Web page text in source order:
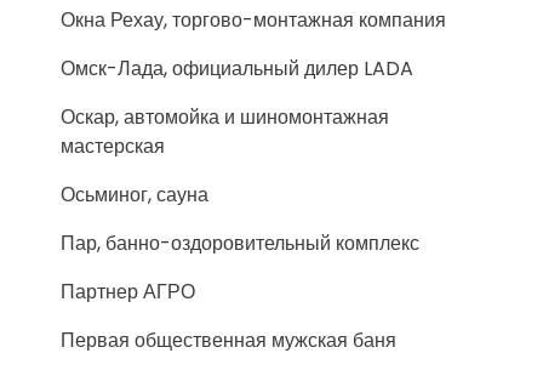
Окна Рехау, торгово-монтажная компания
Омск-Лада, официальный дилер LADA
Оскар, автомойка и шиномонтажная
мастерская
Осьминог, сауна
Пар, банно-оздоровительный комплекс
Партнер АГРО
Первая общественная мужская баня